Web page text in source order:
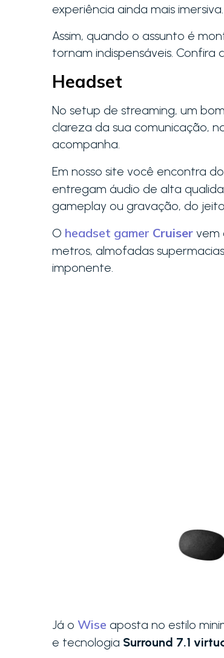
experiência ainda mais imersiva.
Assim, quando o assunto é
tornam indispensáveis. Confira
Headset
No setup de streaming, um
clareza da sua comunicação,
acompanha.
Em nosso site você encontra
entregam áudio de alta
gameplay ou gravação, do
O headset gamer Cruiser vem
metros, almofadas
imponente.
Já o Wise aposta no estilo
e tecnologia Surround 7.1